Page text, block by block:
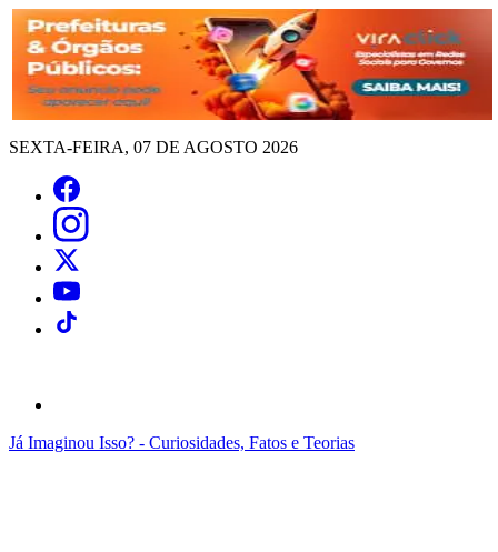
SEXTA-FEIRA, 07 DE AGOSTO 2026
Já Imaginou Isso? - Curiosidades, Fatos e Teorias